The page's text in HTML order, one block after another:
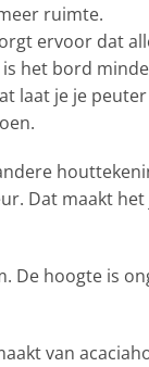
ruimte.
ervoor dat
het bord
laat je je
Dat maakt
De hoogte is
van